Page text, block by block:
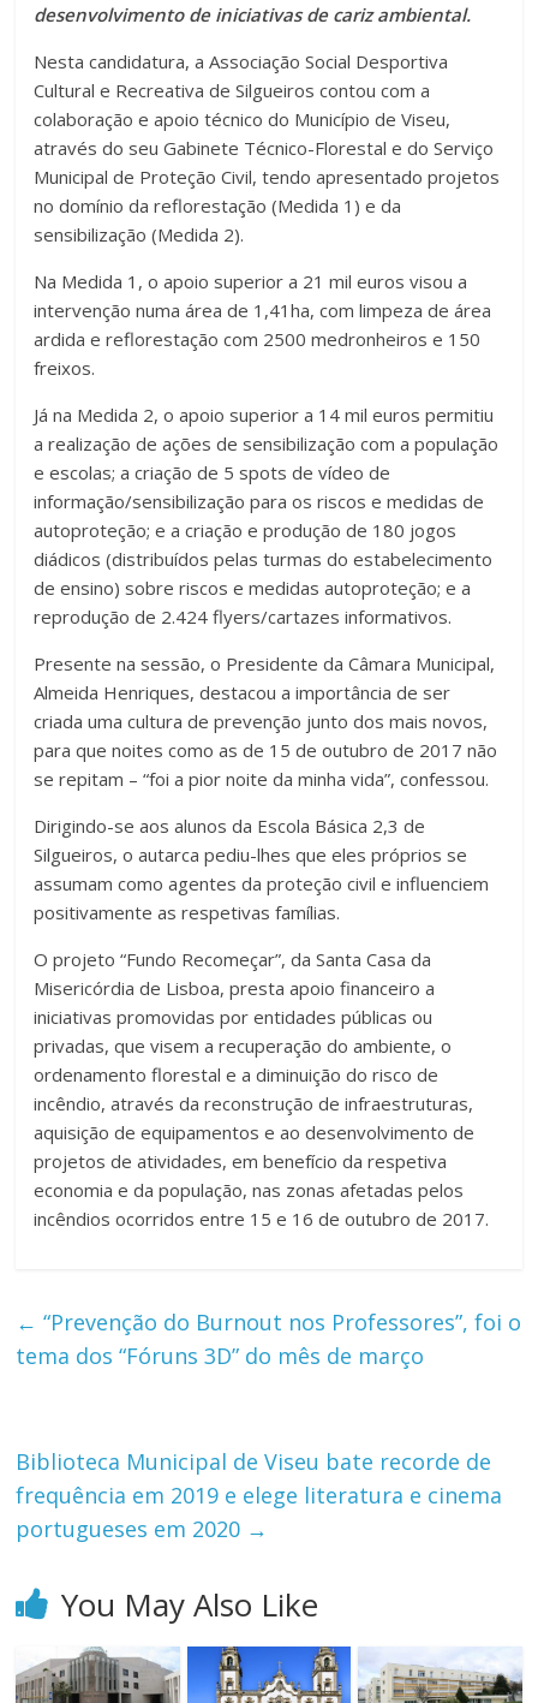
desenvolvimento de iniciativas de cariz ambiental.
Nesta candidatura, a Associação Social Desportiva
Cultural e Recreativa de Silgueiros contou com a
colaboração e apoio técnico do Município de Viseu,
através do seu Gabinete Técnico-Florestal e do Serviço
Municipal de Proteção Civil, tendo apresentado projetos
no domínio da reflorestação (Medida 1) e da
sensibilização (Medida 2).
Na Medida 1, o apoio superior a 21 mil euros visou a
intervenção numa área de 1,41ha, com limpeza de área
ardida e reflorestação com 2500 medronheiros e 150
freixos.
Já na Medida 2, o apoio superior a 14 mil euros permitiu
a realização de ações de sensibilização com a população
e escolas; a criação de 5 spots de vídeo de
informação/sensibilização para os riscos e medidas de
autoproteção; e a criação e produção de 180 jogos
diádicos (distribuídos pelas turmas do estabelecimento
de ensino) sobre riscos e medidas autoproteção; e a
reprodução de 2.424 flyers/cartazes informativos.
Presente na sessão, o Presidente da Câmara Municipal,
Almeida Henriques, destacou a importância de ser
criada uma cultura de prevenção junto dos mais novos,
para que noites como as de 15 de outubro de 2017 não
se repitam – “foi a pior noite da minha vida”, confessou.
Dirigindo-se aos alunos da Escola Básica 2,3 de
Silgueiros, o autarca pediu-lhes que eles próprios se
assumam como agentes da proteção civil e influenciem
positivamente as respetivas famílias.
O projeto “Fundo Recomeçar”, da Santa Casa da
Misericórdia de Lisboa, presta apoio financeiro a
iniciativas promovidas por entidades públicas ou
privadas, que visem a recuperação do ambiente, o
ordenamento florestal e a diminuição do risco de
incêndio, através da reconstrução de infraestruturas,
aquisição de equipamentos e ao desenvolvimento de
projetos de atividades, em benefício da respetiva
economia e da população, nas zonas afetadas pelos
incêndios ocorridos entre 15 e 16 de outubro de 2017.
← “Prevenção do Burnout nos Professores”, foi o
tema dos “Fóruns 3D” do mês de março
Biblioteca Municipal de Viseu bate recorde de
frequência em 2019 e elege literatura e cinema
portugueses em 2020 →
You May Also Like